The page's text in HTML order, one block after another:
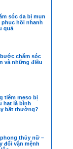
sóc da bị mụn
phục hồi nhanh
quả
chăm sóc
và những điều
tiêm meso bị
hạt là bình
bất thường?
thủy nữ –
đổi vận mệnh